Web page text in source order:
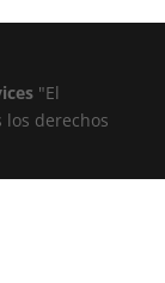
"El
derechos